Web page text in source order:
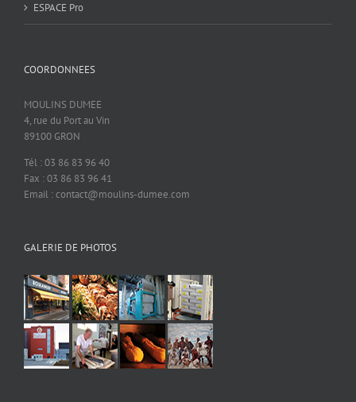
ESPACE Pro
COORDONNEES
MOULINS DUMEE
4, rue du Port au Vin
89100 GRON
Tél : 03 86 83 96 40
Fax : 03 86 83 96 41
Email : contact@moulins-dumee.com
GALERIE DE PHOTOS